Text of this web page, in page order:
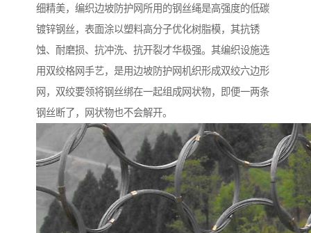
细精美，编织边坡防护网所用的钢丝绳是高强度的低碳
镀锌钢丝，表面涂以塑料高分子优化树脂模，其抗锈
蚀、耐磨损、抗冲洗、抗开裂才华极强。其编织设施选
用双绞格网手艺，是用边坡防护网机织形成双绞六边形
网，双绞要领将钢丝绑在一起组成网状物，即便一两条
钢丝断了，网状物也不会解开。